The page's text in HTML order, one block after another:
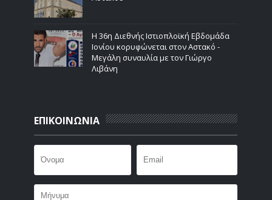
Η 36η Διεθνής Ιστιοπλοϊκή Εβδομάδα
Ιονίου κορυφώνεται στον Αστακό -
Μεγάλη συναυλία με τον Γιώργο
Λιβάνη
ΕΠΙΚΟΙΝΩΝΙΑ